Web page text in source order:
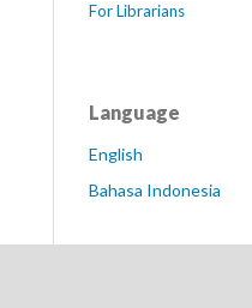
For Librarians
Language
English
Bahasa Indonesia